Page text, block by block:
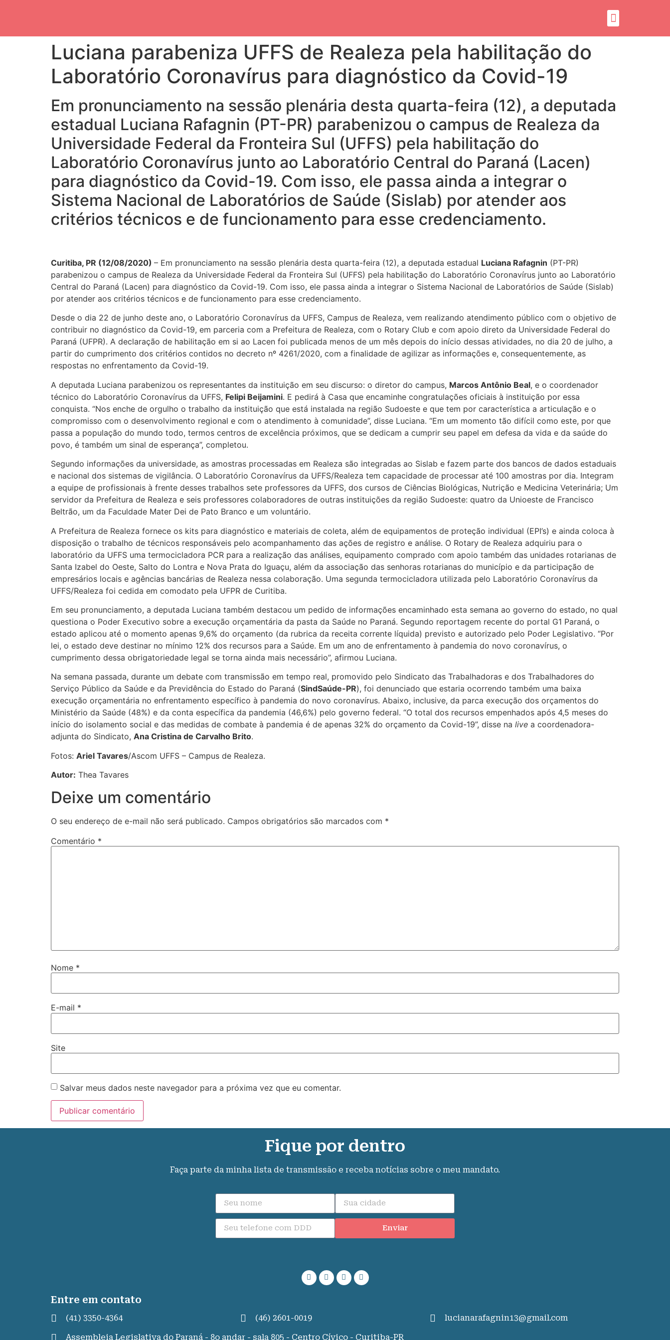
Luciana parabeniza UFFS de Realeza pela habilitação do
Laboratório Coronavírus para diagnóstico da Covid-19
Em pronunciamento na sessão plenária desta quarta-feira (12), a deputada
estadual Luciana Rafagnin (PT-PR) parabenizou o campus de Realeza da
Universidade Federal da Fronteira Sul (UFFS) pela habilitação do
Laboratório Coronavírus junto ao Laboratório Central do Paraná (Lacen)
para diagnóstico da Covid-19. Com isso, ele passa ainda a integrar o
Sistema Nacional de Laboratórios de Saúde (Sislab) por atender aos
critérios técnicos e de funcionamento para esse credenciamento.
Curitiba, PR (12/08/2020) – Em pronunciamento na sessão plenária desta quarta-feira (12), a deputada estadual Luciana Rafagnin (PT-PR)
parabenizou o campus de Realeza da Universidade Federal da Fronteira Sul (UFFS) pela habilitação do Laboratório Coronavírus junto ao Laboratório
Central do Paraná (Lacen) para diagnóstico da Covid-19. Com isso, ele passa ainda a integrar o Sistema Nacional de Laboratórios de Saúde (Sislab)
por atender aos critérios técnicos e de funcionamento para esse credenciamento.
Desde o dia 22 de junho deste ano, o Laboratório Coronavírus da UFFS, Campus de Realeza, vem realizando atendimento público com o objetivo de
contribuir no diagnóstico da Covid-19, em parceria com a Prefeitura de Realeza, com o Rotary Club e com apoio direto da Universidade Federal do
Paraná (UFPR). A declaração de habilitação em si ao Lacen foi publicada menos de um mês depois do início dessas atividades, no dia 20 de julho, a
partir do cumprimento dos critérios contidos no decreto nº 4261/2020, com a finalidade de agilizar as informações e, consequentemente, as
respostas no enfrentamento da Covid-19.
A deputada Luciana parabenizou os representantes da instituição em seu discurso: o diretor do campus, Marcos Antônio Beal, e o coordenador
técnico do Laboratório Coronavírus da UFFS, Felipi Beijamini. E pedirá à Casa que encaminhe congratulações oficiais à instituição por essa
conquista. “Nos enche de orgulho o trabalho da instituição que está instalada na região Sudoeste e que tem por característica a articulação e o
compromisso com o desenvolvimento regional e com o atendimento à comunidade”, disse Luciana. “Em um momento tão difícil como este, por que
passa a população do mundo todo, termos centros de excelência próximos, que se dedicam a cumprir seu papel em defesa da vida e da saúde do
povo, é também um sinal de esperança”, completou.
Segundo informações da universidade, as amostras processadas em Realeza são integradas ao Sislab e fazem parte dos bancos de dados estaduais
e nacional dos sistemas de vigilância. O Laboratório Coronavírus da UFFS/Realeza tem capacidade de processar até 100 amostras por dia. Integram
a equipe de profissionais à frente desses trabalhos sete professores da UFFS, dos cursos de Ciências Biológicas, Nutrição e Medicina Veterinária; Um
servidor da Prefeitura de Realeza e seis professores colaboradores de outras instituições da região Sudoeste: quatro da Unioeste de Francisco
Beltrão, um da Faculdade Mater Dei de Pato Branco e um voluntário.
A Prefeitura de Realeza fornece os kits para diagnóstico e materiais de coleta, além de equipamentos de proteção individual (EPI’s) e ainda coloca à
disposição o trabalho de técnicos responsáveis pelo acompanhamento das ações de registro e análise. O Rotary de Realeza adquiriu para o
laboratório da UFFS uma termocicladora PCR para a realização das análises, equipamento comprado com apoio também das unidades rotarianas de
Santa Izabel do Oeste, Salto do Lontra e Nova Prata do Iguaçu, além da associação das senhoras rotarianas do município e da participação de
empresários locais e agências bancárias de Realeza nessa colaboração. Uma segunda termocicladora utilizada pelo Laboratório Coronavírus da
UFFS/Realeza foi cedida em comodato pela UFPR de Curitiba.
Em seu pronunciamento, a deputada Luciana também destacou um pedido de informações encaminhado esta semana ao governo do estado, no qual
questiona o Poder Executivo sobre a execução orçamentária da pasta da Saúde no Paraná. Segundo reportagem recente do portal G1 Paraná, o
estado aplicou até o momento apenas 9,6% do orçamento (da rubrica da receita corrente líquida) previsto e autorizado pelo Poder Legislativo. “Por
lei, o estado deve destinar no mínimo 12% dos recursos para a Saúde. Em um ano de enfrentamento à pandemia do novo coronavírus, o
cumprimento dessa obrigatoriedade legal se torna ainda mais necessário”, afirmou Luciana.
Na semana passada, durante um debate com transmissão em tempo real, promovido pelo Sindicato das Trabalhadoras e dos Trabalhadores do
Serviço Público da Saúde e da Previdência do Estado do Paraná (SindSaúde-PR), foi denunciado que estaria ocorrendo também uma baixa
execução orçamentária no enfrentamento específico à pandemia do novo coronavírus. Abaixo, inclusive, da parca execução dos orçamentos do
Ministério da Saúde (48%) e da conta específica da pandemia (46,6%) pelo governo federal. “O total dos recursos empenhados após 4,5 meses do
início do isolamento social e das medidas de combate à pandemia é de apenas 32% do orçamento da Covid-19”, disse na live a coordenadora-
adjunta do Sindicato, Ana Cristina de Carvalho Brito.
Fotos: Ariel Tavares/Ascom UFFS – Campus de Realeza.
Autor: Thea Tavares
Deixe um comentário
O seu endereço de e-mail não será publicado. Campos obrigatórios são marcados com *
Comentário *
Nome *
E-mail *
Site
Salvar meus dados neste navegador para a próxima vez que eu comentar.
Fique por dentro
Faça parte da minha lista de transmissão e receba notícias sobre o meu mandato.
Enviar
Entre em contato
(41) 3350-4364 (46) 2601-0019 lucianarafagnin13@gmail.com
Assembleia Legislativa do Paraná - 8o andar - sala 805 - Centro Cívico - Curitiba-PR